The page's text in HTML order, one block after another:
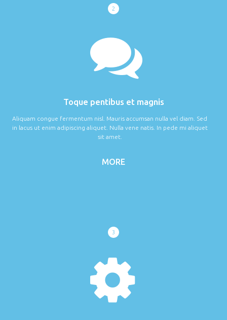
2
Toque pentibus et magnis
Aliquam congue fermentum nisl. Mauris accumsan nulla vel diam. Sed
in lacus ut enim adipiscing aliquet. Nulla vene natis. In pede mi aliquet
sit amet.
MORE
3